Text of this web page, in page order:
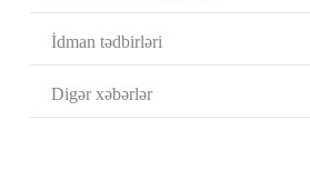
İdman tədbirləri
Digər xəbərlər